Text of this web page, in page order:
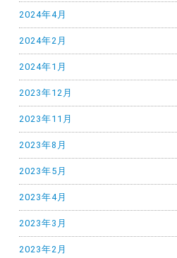
2024年4月
2024年2月
2024年1月
2023年12月
2023年11月
2023年8月
2023年5月
2023年4月
2023年3月
2023年2月